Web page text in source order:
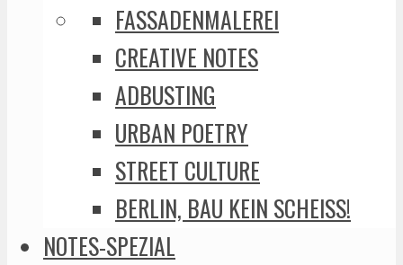
FASSADENMALEREI
CREATIVE NOTES
ADBUSTING
URBAN POETRY
STREET CULTURE
BERLIN, BAU KEIN SCHEISS!
NOTES-SPEZIAL